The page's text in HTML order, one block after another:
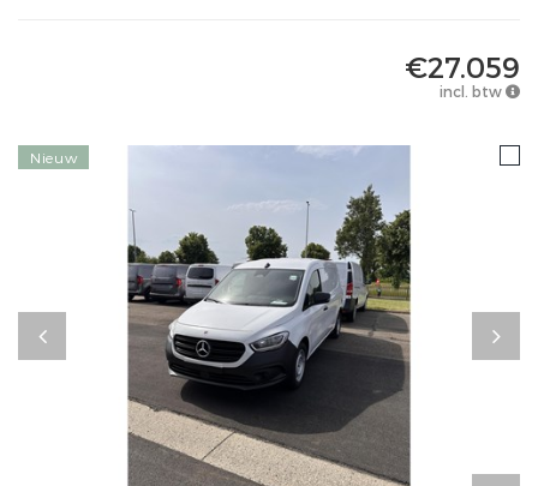
€27.059
incl. btw
Nieuw